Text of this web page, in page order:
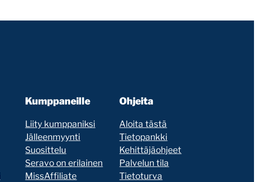
Kumppaneille
Liity kumppaniksi
Jälleenmyynti
Suosittelu
Seravo on erilainen
MissAffiliate
Ohjeita
Aloita tästä
Tietopankki
Kehittäjäohjeet
Palvelun tila
Tietoturva